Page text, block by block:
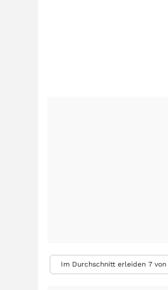
Im Durchschnitt erleiden 7